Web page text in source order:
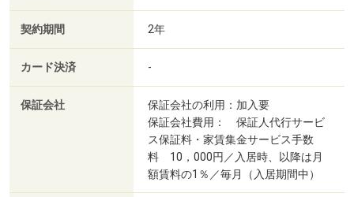
契約期間 2年
カード決済 -
保証会社
保証会社の利用：加入要
保証会社費用： 保証人代行サービ
ス保証料・家賃集金サービス手数
料 10，000円／入居時、以降は月
額賃料の1％／毎月（入居期間中）